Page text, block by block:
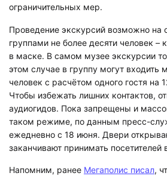
ограничительных мер.
Проведение экскурсий возможно на
группами не более десяти человек
в маске. В самом музее экскурсии
этом случае в группу могут входить
человек с расчётом одного гостя на
Чтобы избежать лишних контактов,
аудиогидов. Пока запрещены и
таком режиме, по данным пресс-
ежедневно с 18 июня. Двери
заканчивают принимать посетителей
Напомним, ранее Мегаполис писал,